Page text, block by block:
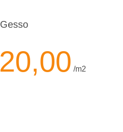
Gesso
20,00 /m2